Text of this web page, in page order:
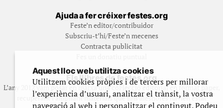
Ajuda a fer créixer festes.org
Feste’n editor/contribuidor
Subscriu-t’hi/Feste’n mecenes
Contracta publicitat
Els llibres de festes.org
L’any 2012 vam posar en marxa una col·lecció editorial en format paper,
recuperant i ampliant materials que fins aleshores havien estat
Aquest lloc web utilitza cookies
Utilitzem cookies pròpies i de tercers per millorar
l’experiència d’usuari, analitzar el trànsit, la vostra
navegació al web i personalitzar el contingut. Podeu